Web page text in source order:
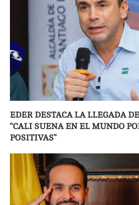
EDER DESTACA LA LLEGADA
“CALI SUENA EN EL MUNDO
POSITIVAS”